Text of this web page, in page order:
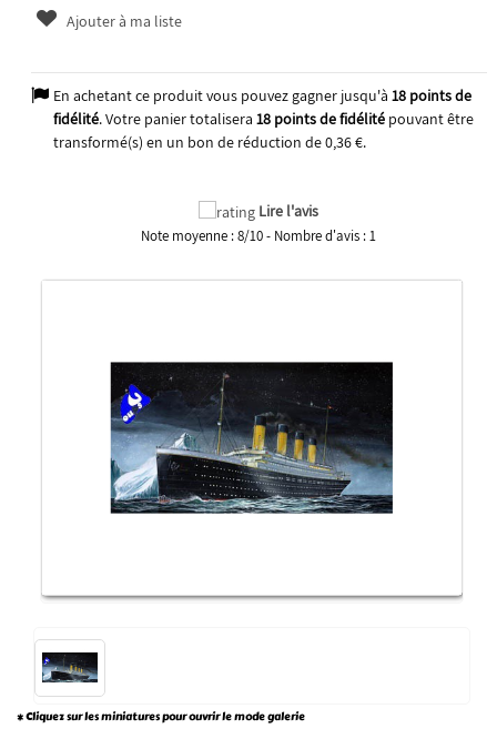
Ajouter à ma liste
En achetant ce produit vous pouvez gagner jusqu'à 18points de
fidélité. Votre panier totalisera 18points de fidélitépouvant être
transformé(s) en un bon de réduction de0,36 €.
Lire l'avis
Note moyenne :8/10- Nombre d'avis :1
* Cliquez sur les miniatures pour ouvrir le mode galerie